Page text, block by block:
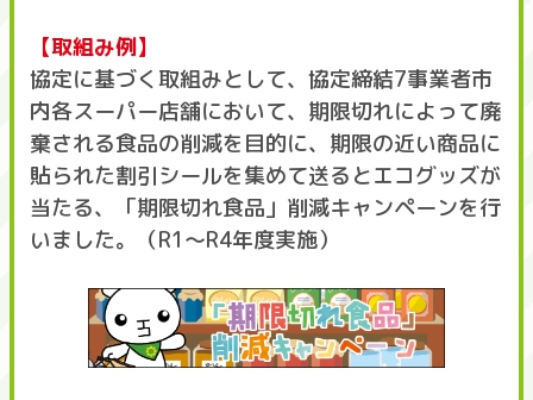
【取組み例】
協定に基づく取組みとして、協定締結7事業者市
内各スーパー店舗において、期限切れによって廃
棄される食品の削減を目的に、期限の近い商品に
貼られた割引シールを集めて送るとエコグッズが
当たる、「期限切れ食品」削減キャンペーンを行
いました。（R1～R4年度実施）